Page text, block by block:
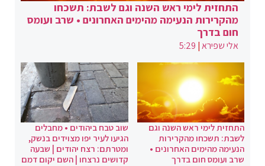
התחזית לימי ראש השנה וגם לשבת: תשכחו
מהקרירות הנעימה מהימים האחרונים • שרב ועומס
חום בדרך
אלי שפירא|
5:29
התחזית לימי ראש השנה וגם
לשבת: תשכחו מהקרירות
הנעימה מהימים האחרונים •
שרב ועומס חום בדרך
שוב טבח ביהודים • מחבלים
הגיעו לעיר יפו מצוידים בנשק,
ומטרתם: רצח יהודים | שבעה
קדושים נרצחו | השם יקום דמם